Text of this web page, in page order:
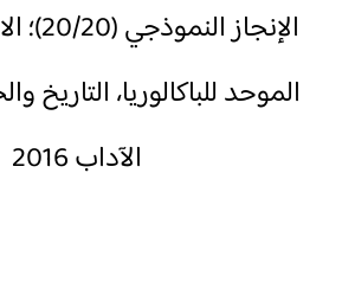
الموحد للباكالوريا، التاريخ
الآداب 2016